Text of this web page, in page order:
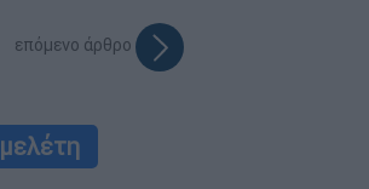
επόμενο άρθρο
μελέτη